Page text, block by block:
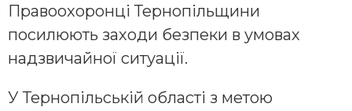
Правоохоронці Тернопільщини
посилюють заходи безпеки в умовах
надзвичайної ситуації.
У Тернопільській області з метою